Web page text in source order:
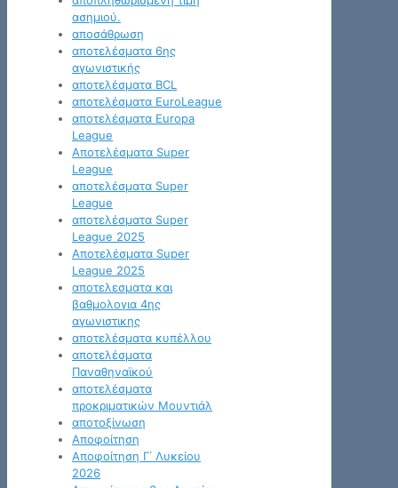
ασημιού.
αποσάθρωση
αποτελέσματα 6ης
αγωνιστικής
αποτελέσματα BCL
αποτελέσματα EuroLeague
αποτελέσματα Europa
League
Αποτελέσματα Super
League
αποτελέσματα Super
League
αποτελέσματα Super
League 2025
Αποτελέσματα Super
League 2025
αποτελεσματα και
βαθμολογια 4ης
αγωνιστικης
αποτελέσματα κυπέλλου
αποτελέσματα
Παναθηναϊκού
αποτελέσματα
προκριματικών Μουντιάλ
αποτοξίνωση
Αποφοίτηση
Αποφοίτηση Γ΄ Λυκείου
2026